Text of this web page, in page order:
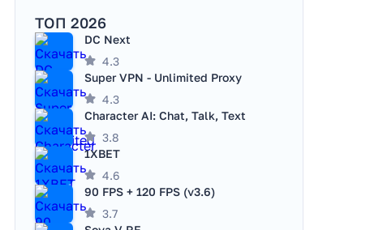
ТОП 2026
DC Next
4.3
Super VPN - Unlimited Proxy
4.3
Character AI: Chat, Talk, Text
3.8
1XBET
4.6
90 FPS + 120 FPS (v3.6)
3.7